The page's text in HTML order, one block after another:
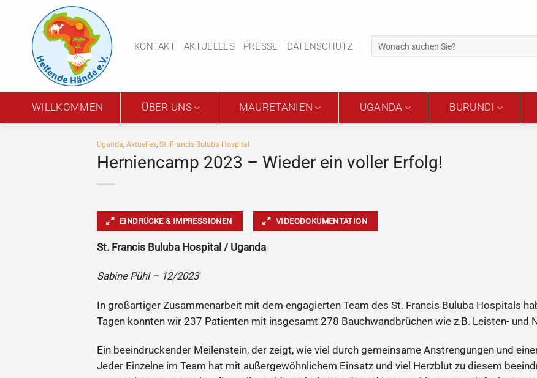
springen
KONTAKT AKTUELLES PRESSE DATENSCHUTZ
WILLKOMMEN ÜBER UNS MAURETANIEN UGANDA BURUNDI
Uganda, Aktuelles, St. Francis Buluba Hospital
Herniencamp 2023 – Wieder ein voller Erfolg!
EINDRÜCKE & IMPRESSIONEN VIDEODOKUMENTATION
St. Francis Buluba Hospital / Uganda
Sabine Pühl – 12/2023
In großartiger Zusammenarbeit mit dem engagierten Team des St. Francis Buluba Hospitals
Tagen konnten wir 237 Patienten mit insgesamt 278 Bauchwandbrüchen wie z.B. Leisten- und
Ein beeindruckender Meilenstein, der zeigt, wie viel durch gemeinsame Anstrengungen und
Jeder Einzelne im Team hat mit außergewöhnlichem Einsatz und viel Herzblut zu diesem